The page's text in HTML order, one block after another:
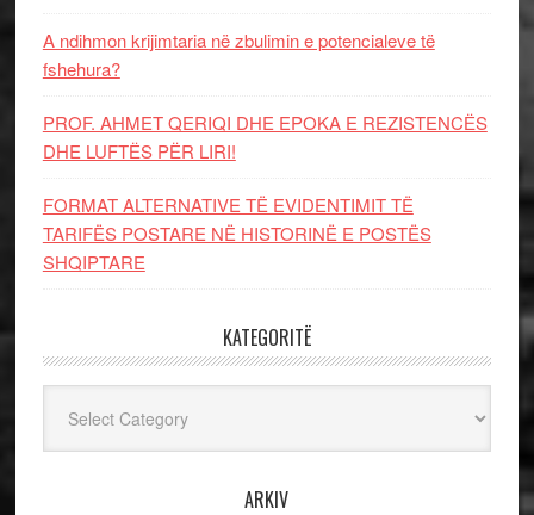
A ndihmon krijimtaria në zbulimin e potencialeve të
fshehura?
PROF. AHMET QERIQI DHE EPOKA E REZISTENCЁS
DHE LUFTЁS PЁR LIRI!
FORMAT ALTERNATIVE TË EVIDENTIMIT TË
TARIFËS POSTARE NË HISTORINË E POSTËS
SHQIPTARE
KATEGORITË
ARKIV